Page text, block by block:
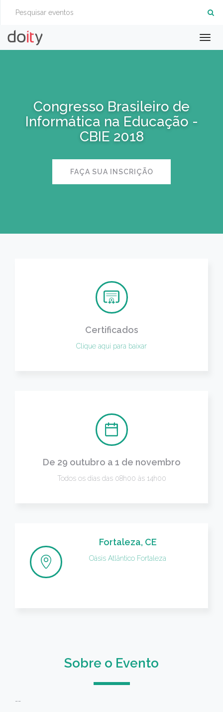
Congresso Brasileiro de
Informática na Educação -
CBIE 2018
FAÇA SUA INSCRIÇÃO
Certificados
Clique aqui para baixar
De 29 outubro a 1 de novembro
Todos os dias das 08h00 às 14h00
Fortaleza, CE
Oásis Atlântico Fortaleza
Sobre o Evento
--